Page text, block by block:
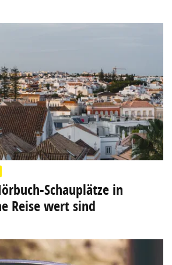
Schauplätze in
Reise wert sind